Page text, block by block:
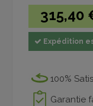
315,40
Expédition
100%
Garantie